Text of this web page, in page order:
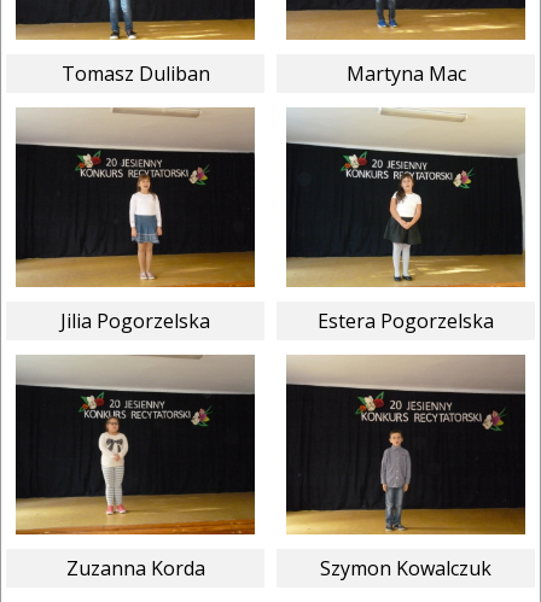
Tomasz Duliban Martyna Mac
Jilia Pogorzelska Estera Pogorzelska
Zuzanna Korda Szymon Kowalczuk